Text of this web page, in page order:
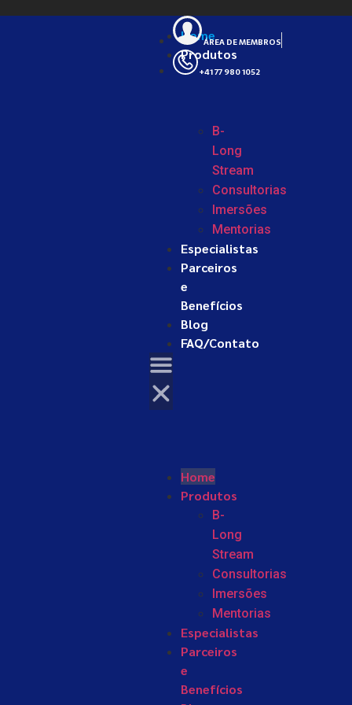
Home
Produtos
B-
Long
Stream
Consultorias
Imersões
Mentorias
Especialistas
Parceiros
e
Benefícios
Blog
FAQ/Contato
Home
Produtos
B-
Long
Stream
Consultorias
Imersões
Mentorias
Especialistas
Parceiros
e
Benefícios
ÁREA DE MEMBROS
+41 77 980 1052